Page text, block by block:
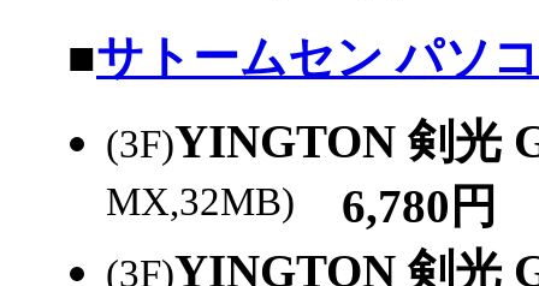
■サトームセン パソ
(3F)YINGTON 剣光
MX,32MB) 6,780円
(3F)YINGTON 剣光